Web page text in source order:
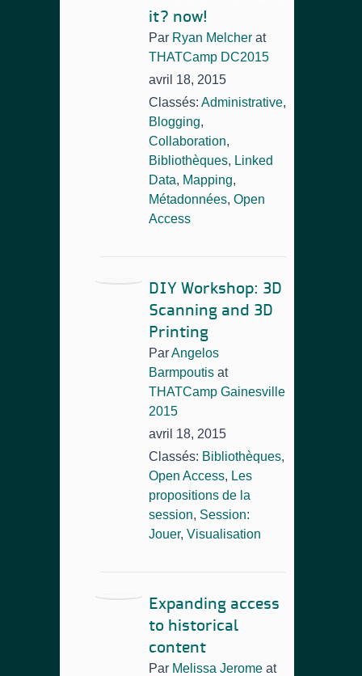
it? now!
Par Ryan Melcher at
THATCamp DC2015
avril 18, 2015
Classés: Administrative,
Blogging,
Collaboration,
Bibliothèques, Linked
Data, Mapping,
Métadonnées, Open
Access
DIY Workshop: 3D
Scanning and 3D
Printing
ParAngelos
Barmpoutis at
THATCamp Gainesville
2015
avril 18, 2015
Classés: Bibliothèques,
Open Access, Les
propositions de la
session, Session:
Jouer, Visualisation
Expanding access
to historical
content
Par Melissa Jerome at